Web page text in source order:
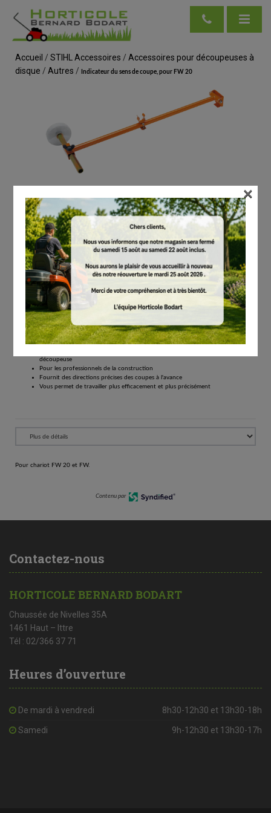
Accueil / STIHL Accessoires / Accessoires pour découpeuses à
disque / Autres / Indicateur du sens de coupe, pour FW 20
STIHL
Indicateur du sens de coupe, pour FW 20
# 42050071009
Autres
72.50
Tous les prix comprennent la TVA de 21%.
Réserver
Pour chariot FW 20 et FW.
découpeuse
Pour les professionnels de la construction
Fournit des directions précises des coupes à l'avance
Vous permet de travailler plus efficacement et plus précisément
Pour chariot FW 20 et FW.
Contenu par
Contactez-nous
HORTICOLE BERNARD BODART
Chaussée de Nivelles 35A
1461 Haut – Ittre
Tél : 02/366 37 71
Heures d’ouverture
De mardi à vendredi 8h30-12h30 et 13h30-18h
Samedi 9h-12h30 et 13h30-17h
×